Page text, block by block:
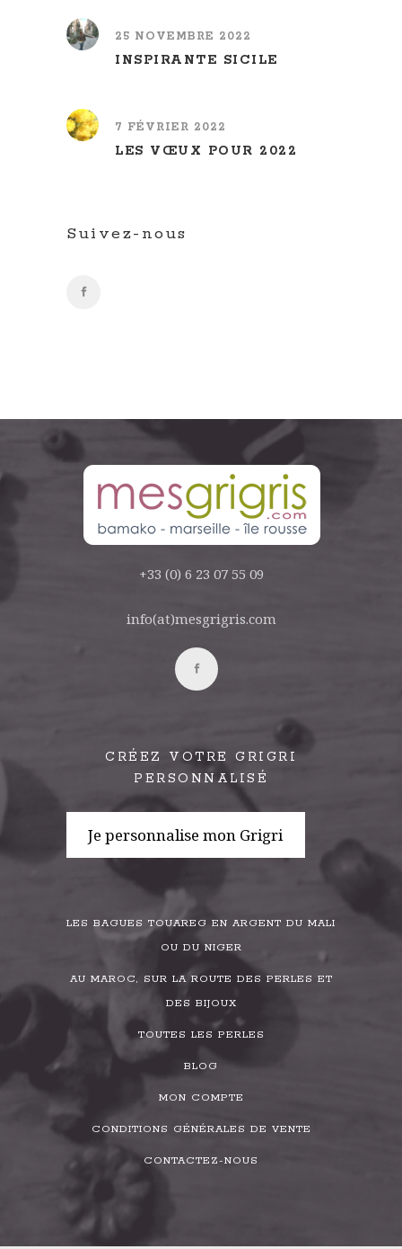
25 NOVEMBRE 2022
INSPIRANTE SICILE
7 FÉVRIER 2022
LES VŒUX POUR 2022
Suivez-nous
+33 (0) 6 23 07 55 09
info(at)mesgrigris.com
CRÉEZ VOTRE GRIGRI
PERSONNALISÉ
Je personnalise mon Grigri
LES BAGUES TOUAREG EN ARGENT DU MALI
OU DU NIGER
AU MAROC, SUR LA ROUTE DES PERLES ET
DES BIJOUX
TOUTES LES PERLES
BLOG
MON COMPTE
CONDITIONS GÉNÉRALES DE VENTE
CONTACTEZ-NOUS